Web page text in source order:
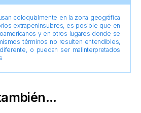
coloquialmente en la zona geográfica
extrapeninsulares, es posible que en
y en otros lugares donde se
términos no resulten entendibles,
o puedan ser malinterpretados